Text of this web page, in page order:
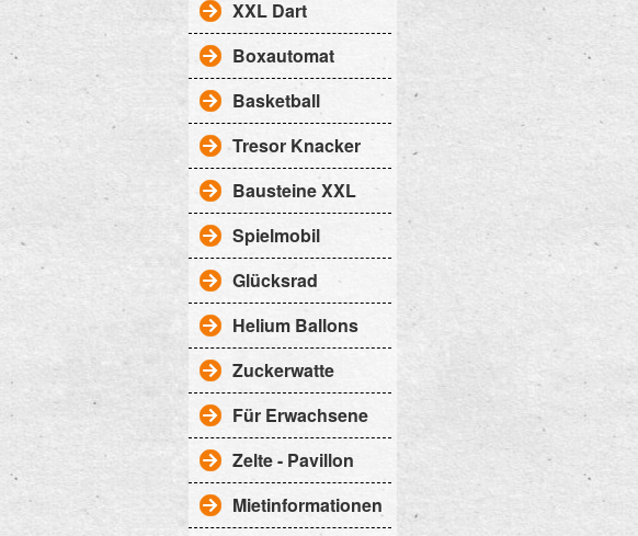
XXL Dart
Boxautomat
Basketball
Tresor Knacker
Bausteine XXL
Spielmobil
Glücksrad
Helium Ballons
Zuckerwatte
Für Erwachsene
Zelte - Pavillon
Mietinformationen